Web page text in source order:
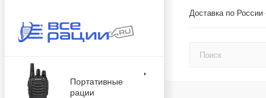
Доставка по России
Портативные
рации